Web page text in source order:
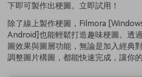
下即可製作出梗圖。立即試用！
除了線上製作梗圖，Filmora
Android]也能輕鬆打造趣味梗圖。透
圖效果與圖層功能，無論是加入經典
調整圖片構圖，都能快速完成，讓你